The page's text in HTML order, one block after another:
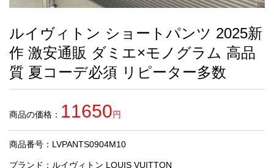
お
す
す
め
商
人
気
ルイヴィトン ショートパンツ 2025新
作 激安通販 ダミエ×モノグラム 高品
質 夏コーデ必須 リピーター多数
商品の価格： 11650円
商品番号：LVPANTS0904M10
ブランド： ルイヴィトン LOUIS VUITTON